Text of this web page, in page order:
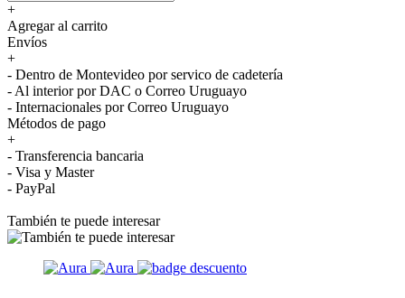
+
Agregar al carrito
Envíos
+
- Dentro de Montevideo por servico de cadetería
- Al interior por DAC o Correo Uruguayo
- Internacionales por Correo Uruguayo
Métodos de pago
+
- Transferencia bancaria
- Visa y Master
- PayPal
También te puede interesar